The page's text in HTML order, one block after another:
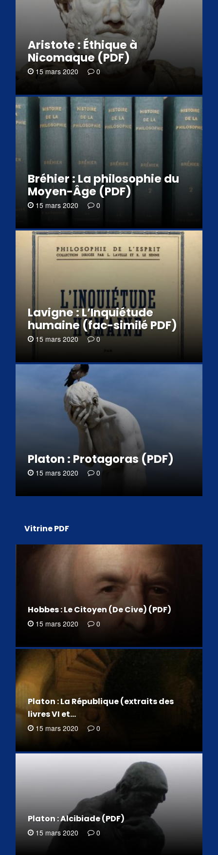
Aristote : Éthique à
Nicomaque (PDF)
15 mars 2020 0
Bréhier : La philosophie du
Moyen-Âge (PDF)
15 mars 2020 0
Lavigne : L’Inquiétude
humaine (fac-similé PDF)
15 mars 2020 0
Platon : Protagoras (PDF)
15 mars 2020 0
Vitrine PDF
Hobbes : Le Citoyen (De Cive) (PDF)
15 mars 2020 0
Platon : La République (extraits des
livres VI et…
15 mars 2020 0
Platon : Alcibiade (PDF)
15 mars 2020 0